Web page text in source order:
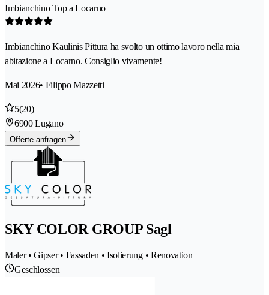
Imbianchino Top a Locarno
Imbianchino Kaulinis Pittura ha svolto un ottimo lavoro nella mia
abitazione a Locarno. Consiglio vivamente!
Mai 2026• Filippo Mazzetti
5(20)
6900 Lugano
Offerte anfragen
SKY COLOR GROUP Sagl
Maler • Gipser • Fassaden • Isolierung • Renovation
Geschlossen